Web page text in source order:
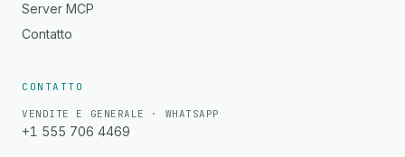
Server MCP
Contatto
CONTATTO
VENDITE E GENERALE · WHATSAPP
+1 555 706 4469